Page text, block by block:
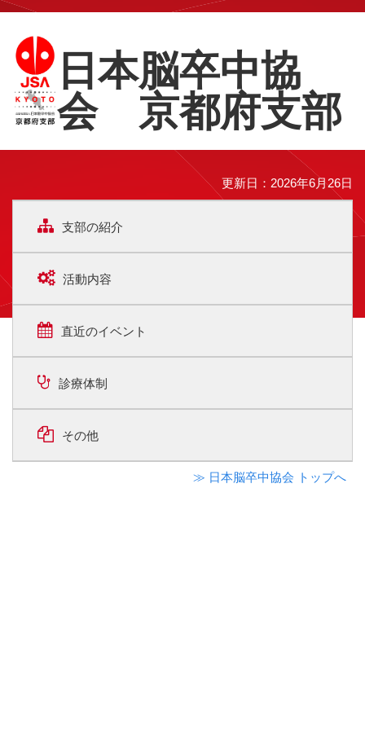
日本脳卒中協
会 京都府支部
更新日：2026年6月26日
支部の紹介
活動内容
直近のイベント
診療体制
その他
≫ 日本脳卒中協会 トップへ